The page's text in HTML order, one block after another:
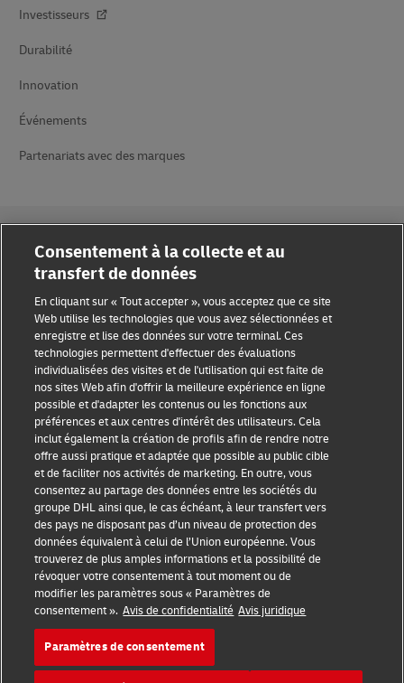
Investisseurs
Durabilité
Innovation
Événements
Partenariats avec des marques
Sensibilisation à la fraude
Mention légale
Conditions d’utilisation
Avis de confidentialité
Accessibilité
Informations complémentaires
Paramètres des cookies
Suivez-nous
2026 © - all rights reserved
Consentement à la collecte et au
transfert de données
En cliquant sur « Tout accepter », vous acceptez que ce site
Web utilise les technologies que vous avez sélectionnées et
enregistre et lise des données sur votre terminal. Ces
technologies permettent d'effectuer des évaluations
individualisées des visites et de l'utilisation qui est faite de
nos sites Web afin d'offrir la meilleure expérience en ligne
possible et d'adapter les contenus ou les fonctions aux
préférences et aux centres d'intérêt des utilisateurs. Cela
inclut également la création de profils afin de rendre notre
offre aussi pratique et adaptée que possible au public cible
et de faciliter nos activités de marketing. En outre, vous
consentez au partage des données entre les sociétés du
groupe DHL ainsi que, le cas échéant, à leur transfert vers
des pays ne disposant pas d’un niveau de protection des
données équivalent à celui de l’Union européenne. Vous
trouverez de plus amples informations et la possibilité de
révoquer votre consentement à tout moment ou de
modifier les paramètres sous « Paramètres de
consentement ». Avis de confidentialité Avis juridique
Paramètres de consentement